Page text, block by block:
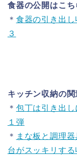
食器の公開はこち
＊ 食器の引き出
３
キッチン収納の関
＊ 包丁は引き出
１弾
＊ まな板と調理
台がスッキリす